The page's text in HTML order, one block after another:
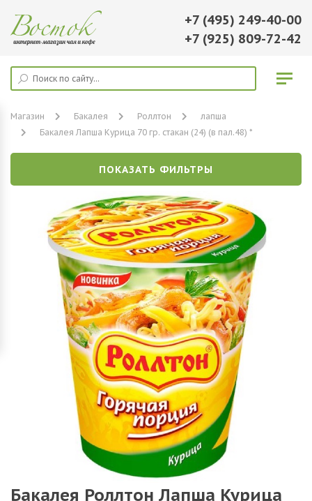
+7 (495) 249-40-00
+7 (925) 809-72-42
Магазин Бакалея Роллтон
лапша
Бакалея Лапша Курица 70 гр. стакан (24) (в пал.48) *
ПОКАЗАТЬ ФИЛЬТРЫ
Бакалея Роллтон Лапша Курица